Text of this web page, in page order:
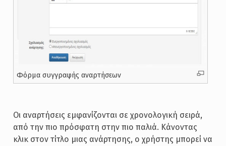
Φόρμα συγγραφής αναρτήσεων
Οι αναρτήσεις εμφανίζονται σε χρονολογική σειρά,
από την πιο πρόσφατη στην πιο παλιά. Κάνοντας
κλικ στον τίτλο μιας ανάρτησης, ο χρήστης μπορεί να